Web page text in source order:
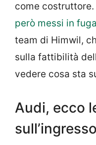
come
però messi in
team di Himwil,
sulla fattibilità
vedere cosa sta
Audi, ecco